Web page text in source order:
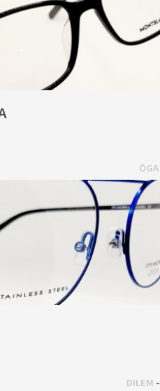
ÖGA
DILEM -